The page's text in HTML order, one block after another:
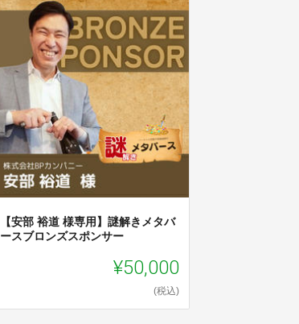
【安部 裕道 様専用】謎解きメタバ
ースブロンズスポンサー
¥50,000
(税込)